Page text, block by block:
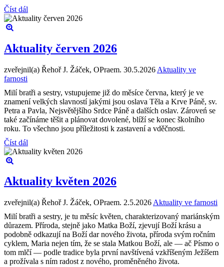
Číst dál
Aktuality červen 2026
zveřejnil(a) Řehoř J. Žáček, OPraem. 30.5.2026 Aktuality ve
farnosti
Milí bratři a sestry, vstupujeme již do měsíce června, který je ve
znamení velkých slavností jakými jsou oslava Těla a Krve Páně, sv.
Petra a Pavla, Nejsvětějšího Srdce Páně a dalších oslav. Zároveń se
také začínáme těšit a plánovat dovolené, blíží se konec školního
roku. To všechno jsou příležitosti k zastavení a vděčnosti.
Číst dál
Aktuality květen 2026
zveřejnil(a) Řehoř J. Žáček, OPraem. 2.5.2026 Aktuality ve farnosti
Milí bratři a sestry, je tu měsíc květen, charakterizovaný mariánským
důrazem. Příroda, stejně jako Matka Boží, zjevují Boží krásu a
podobně odkazují na Boží dar nového života, příroda svým ročním
cyklem, Maria nejen tím, že se stala Matkou Boží, ale — ač Písmo o
tom mlčí — podle tradice byla první navštívená vzkříšeným Ježíšem
a prožívala s ním radost z nového, proměněného života.